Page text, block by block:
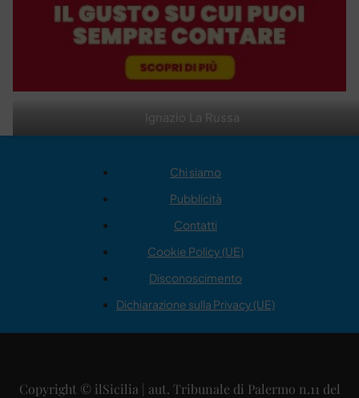
Ignazio La Russa
Chi siamo
Pubblicità
Contatti
Cookie Policy (UE)
Disconoscimento
Dichiarazione sulla Privacy (UE)
Copyright © ilSicilia | aut. Tribunale di Palermo n.11 del